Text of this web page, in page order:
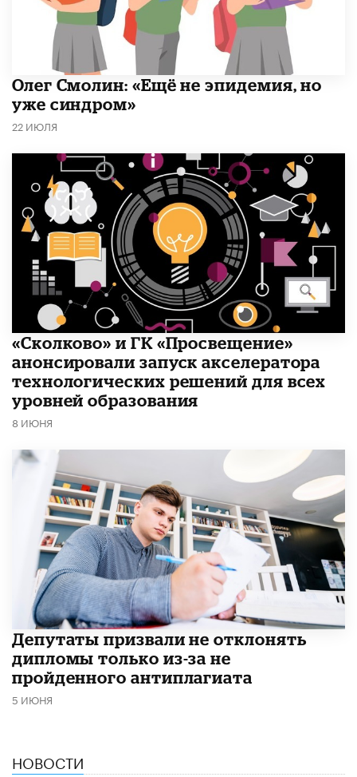
​Олег Смолин: «Ещё не эпидемия, но
уже синдром»
22 ИЮЛЯ
«Сколково» и ГК «Просвещение»
анонсировали запуск акселератора
технологических решений для всех
уровней образования
8 ИЮНЯ
Депутаты призвали не отклонять
дипломы только из-за не
пройденного антиплагиата
5 ИЮНЯ
НОВОСТИ